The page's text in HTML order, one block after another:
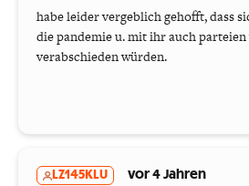
habe leider vergeblich gehofft, dass
die pandemie u. mit ihr auch
verabschieden würden.
LZ145KLU vor 4 Jahren